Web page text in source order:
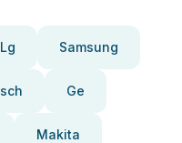
Lg Samsung
Ge
Makita